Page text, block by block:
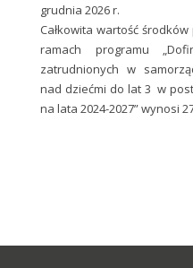
grudnia 2026 r.
Całkowita wartość
ramach programu
zatrudnionych w
nad dziećmi do lat 3 w
na lata 2024-2027” wynosi